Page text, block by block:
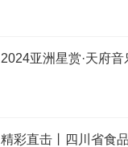
2024亚洲星赏·天府
精彩直击丨四川省食